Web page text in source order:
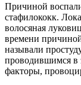
Причиной
стафилококк.
волосяная
времени
называли
проводившимся в
факторы,